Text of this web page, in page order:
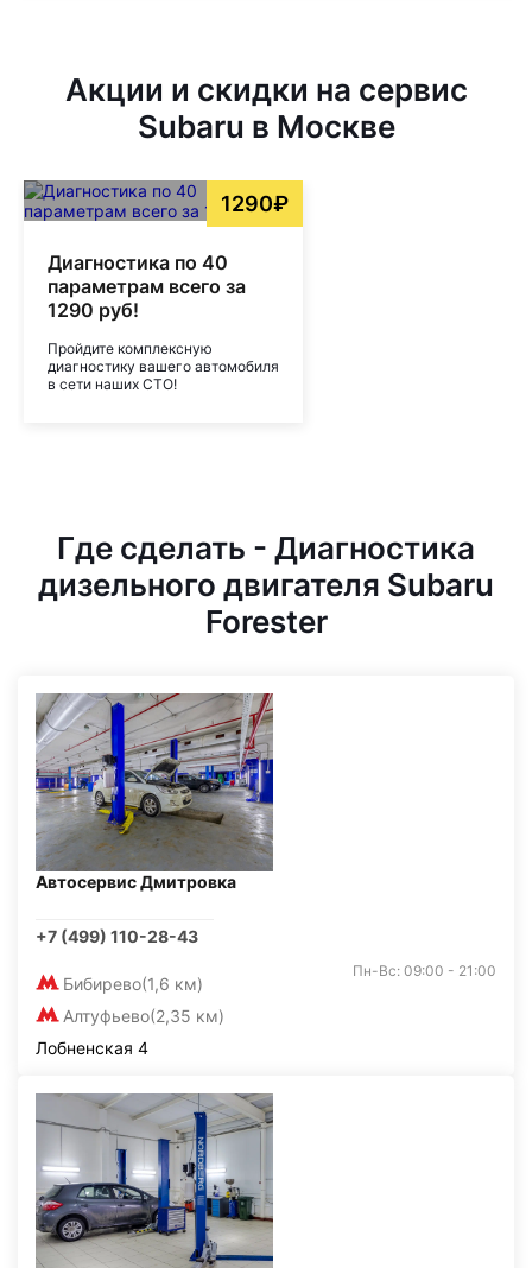
Акции и скидки на сервис
Subaru в Москве
1290₽
Диагностика по 40
параметрам всего за
1290 руб!
Пройдите комплексную
диагностику вашего автомобиля
в сети наших СТО!
Где сделать - Диагностика
дизельного двигателя Subaru
Forester
Автосервис Дмитровка
+7 (499) 110-28-43
Бибирево(1,6 км)
Алтуфьево(2,35 км)
Пн-Вс: 09:00 - 21:00
Лобненская 4